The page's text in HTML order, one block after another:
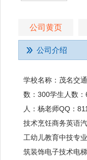
公司黄页
公司介绍
学校名称：茂名交
数：300学生人数
人：杨老师QQ：
技术烹饪商务英语
工幼儿教育中技专
筑装饰电子技术电